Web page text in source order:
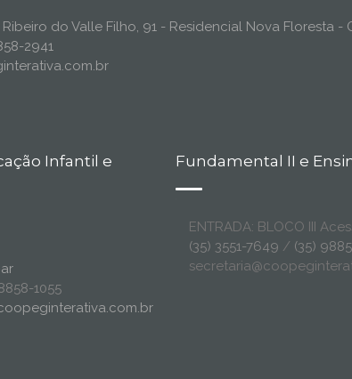
Ribeiro do Valle Filho, 91 - Residencial Nova Floresta -
2941
Infantil e
1055
Fundamental II e
ENTRADA: BLOCO III
(35) 3551-7649 / (35)